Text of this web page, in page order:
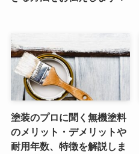
塗装のプロに聞く無機塗料
のメリット・デメリットや
耐用年数、特徴を解説しま